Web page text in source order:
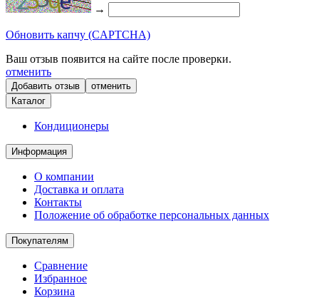
→
Обновить капчу (CAPTCHA)
Ваш отзыв появится на сайте после проверки.
отменить
отменить
Каталог
Кондиционеры
Информация
О компании
Доставка и оплата
Контакты
Положение об обработке персональных данных
Покупателям
Сравнение
Избранное
Корзина